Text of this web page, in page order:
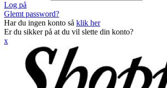
Log på
Glemt password?
Har du ingen konto så klik her
Er du sikker på at du vil slette din konto?
x